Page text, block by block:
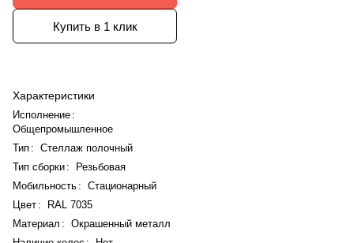
Купить в 1 клик
Характеристики
Исполнение :
Общепромышленное
Тип : Стеллаж полочный
Тип сборки:
Резьбовая
Мобильность : Стационарный
Цвет :
RAL 7035
Материал : Окрашенный металл